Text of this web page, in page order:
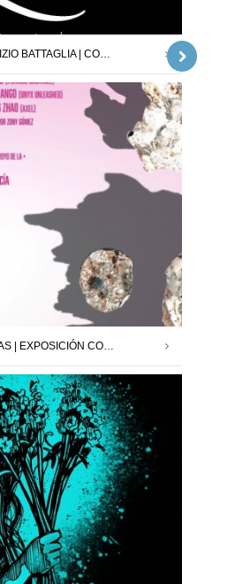
ECCO TUTTO QUI | MAURIZIO BATTAGLIA | COMISARIO : JORDI PALLARÈS | 26.04.25 – 24.05.25
DISIDENCIAS PERIFÉRICAS | EXPOSICIÓN COLECTIVA | NIGREDO.TV | 28.02.25 – 20.03.25